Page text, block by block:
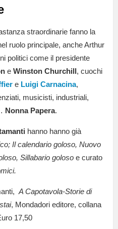
straordinarie fanno la
ruolo principale, anche Arthur
politici come il presidente
e Winston Churchill, cuochi
e Luigi Carnacina,
musicisti, industriali,
Nonna Papera.
hanno hanno già
Il calendario goloso, Nuovo
Sillabario goloso e curato
A Capotavola-Storie di
, Mondadori editore, collana
17,50